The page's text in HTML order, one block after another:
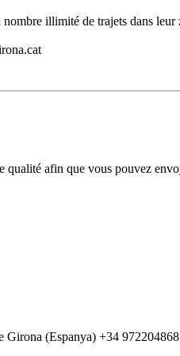
illimité de trajets dans
afin que vous pouvez
Girona (Espanya) +34 972204868